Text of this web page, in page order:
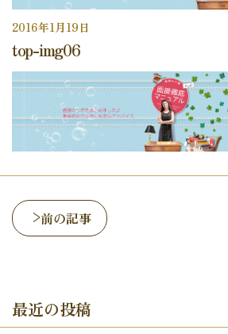
2016年1月19日
top-img06
前の記事
最近の投稿